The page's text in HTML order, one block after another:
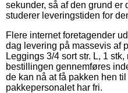
sekunder, så af den grund
studerer leveringstiden for
Flere internet foretagender
dag levering på massevis af
Leggings 3/4 sort str. L, 1
bestillingen gennemføres
de kan nå at få pakken hen
pakkepersonalet har fri.